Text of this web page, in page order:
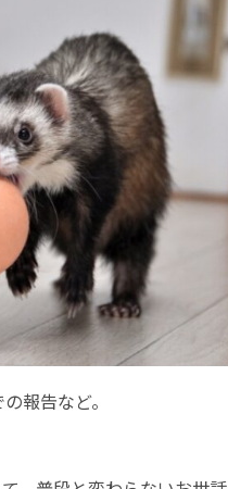
報告など。